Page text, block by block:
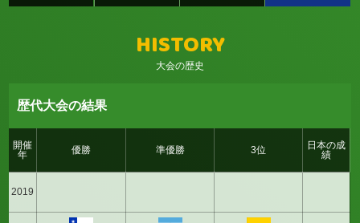
HISTORY
大会の歴史
歴代大会の結果
開催
年
優勝 準優勝 3位
日本の成
績
2019